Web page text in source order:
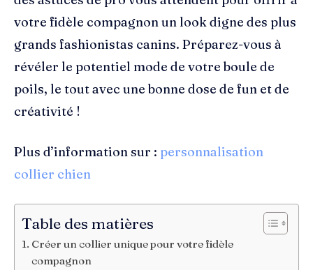
votre fidèle compagnon un look digne des plus
grands fashionistas canins. Préparez-vous à
révéler le potentiel mode de votre boule de
poils, le tout avec une bonne dose de fun et de
créativité !
Plus d’information sur : personnalisation
collier chien
Table des matières
Créer un collier unique pour votre fidèle
compagnon